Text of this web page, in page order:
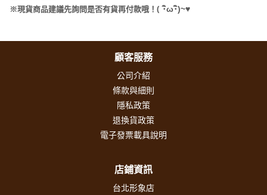
※現貨商品建議先詢問是否有貨再付款哦！ (･ω･)~♥
顧客服務
公司介紹
條款與細則
隱私政策
退換貨政策
電子發票載具說明
店鋪資訊
台北形象店